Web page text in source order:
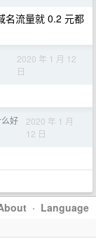
名流量就 0.2 元都
2020 年 1 月 12
日
好
2020 年 1 月
12 日
· Language